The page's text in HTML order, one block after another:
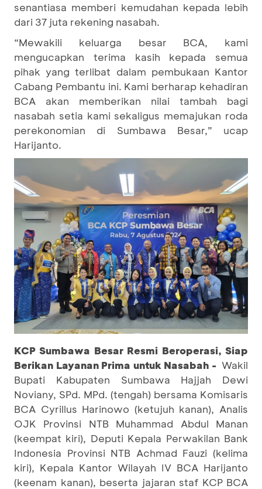
senantiasa memberi kemudahan kepada lebih
dari 37 juta rekening nasabah.
“Mewakili keluarga besar BCA, kami
mengucapkan terima kasih kepada semua
pihak yang terlibat dalam pembukaan Kantor
Cabang Pembantu ini. Kami berharap kehadiran
BCA akan memberikan nilai tambah bagi
nasabah setia kami sekaligus memajukan roda
perekonomian di Sumbawa Besar,” ucap
Harijanto.
KCP Sumbawa Besar Resmi Beroperasi, Siap
Berikan Layanan Prima untuk Nasabah - Wakil
Bupati Kabupaten Sumbawa Hajjah Dewi
Noviany, SPd. MPd. (tengah) bersama Komisaris
BCA Cyrillus Harinowo (ketujuh kanan), Analis
OJK Provinsi NTB Muhammad Abdul Manan
(keempat kiri), Deputi Kepala Perwakilan Bank
Indonesia Provinsi NTB Achmad Fauzi (kelima
kiri), Kepala Kantor Wilayah IV BCA Harijanto
(keenam kanan), beserta jajaran staf KCP BCA